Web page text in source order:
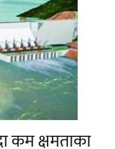
कम क्षमताका